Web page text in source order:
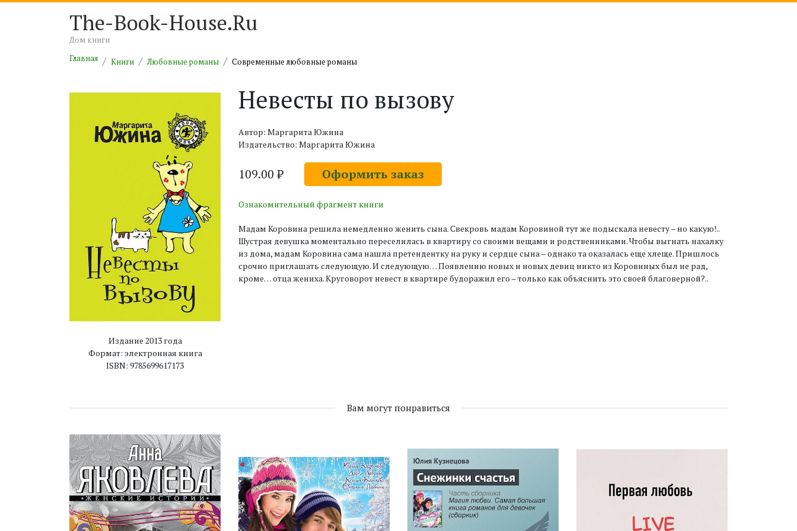
The-Book-House.Ru
Дом книги
Главная
Книги Любовные романы Современные любовные романы
Издание 2013 года
Формат: электронная книга
ISBN: 9785699617173
Невесты по вызову
Автор: Маргарита Южина
Издательство: Маргарита Южина
109.00 ₽ Оформить заказ
Ознакомительный фрагмент книги
Мадам Коровина решила немедленно женить сына. Свекровь мадам Коровиной тут же подыскала невесту – но какую!..
Шустрая девушка моментально переселилась в квартиру со своими вещами и родственниками. Чтобы выгнать нахалку
из дома, мадам Коровина сама нашла претендентку на руку и сердце сына – однако та оказалась еще хлеще. Пришлось
срочно приглашать следующую. И следующую… Появлению новых и новых девиц никто из Коровиных был не рад,
кроме… отца жениха. Круговорот невест в квартире будоражил его – только как объяснить это своей благоверной?..
Вам могут понравиться